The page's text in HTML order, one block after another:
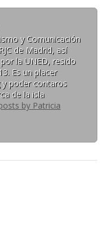
y Comunicación
de Madrid, así
la UNED, resido
Es un placer
y poder contaros
de la isla
by Patricia